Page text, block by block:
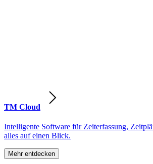
TM Cloud
Intelligente Software für Zeiterfassung,
alles auf einen Blick.
Mehr entdecken